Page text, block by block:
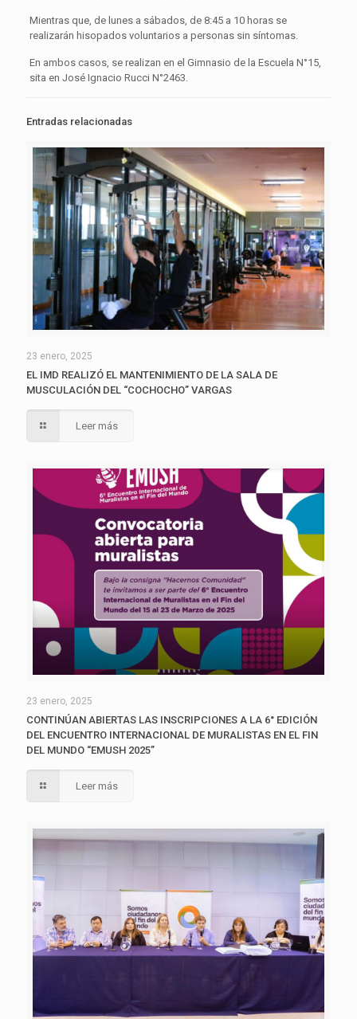
Mientras que, de lunes a sábados, de 8:45 a 10 horas se
realizarán hisopados voluntarios a personas sin síntomas.
En ambos casos, se realizan en el Gimnasio de la Escuela N°15,
sita en José Ignacio Rucci N°2463.
Entradas relacionadas
23 enero, 2025
EL IMD REALIZÓ EL MANTENIMIENTO DE LA SALA DE
MUSCULACIÓN DEL “COCHOCHO” VARGAS
Leer más
23 enero, 2025
CONTINÚAN ABIERTAS LAS INSCRIPCIONES A LA 6° EDICIÓN
DEL ENCUENTRO INTERNACIONAL DE MURALISTAS EN EL FIN
DEL MUNDO “EMUSH 2025”
Leer más